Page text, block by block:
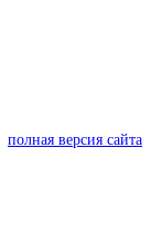
полная версия сайта